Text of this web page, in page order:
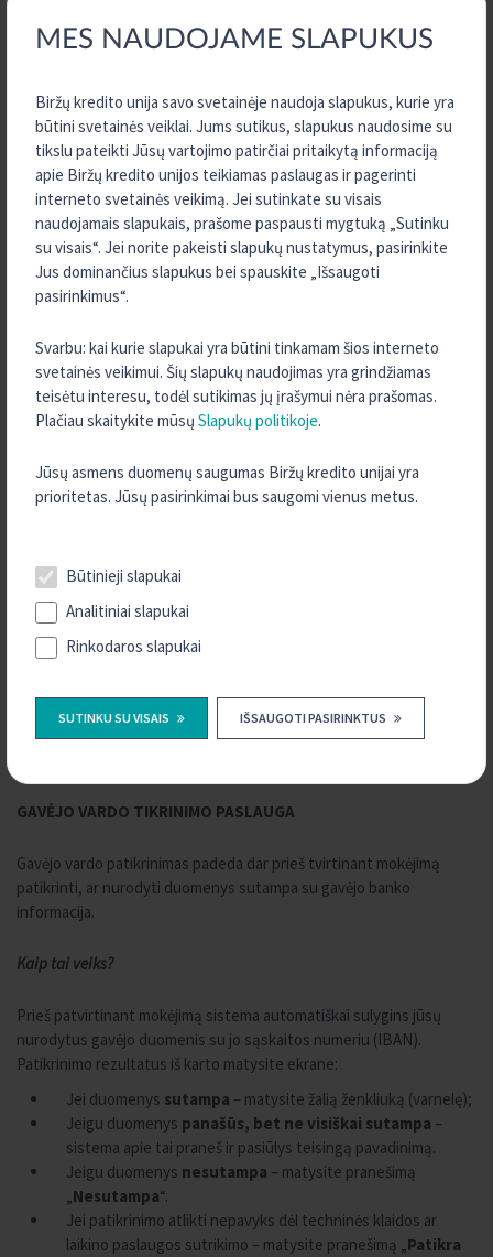
MES NAUDOJAME SLAPUKUS
Biržų kredito unija savo svetainėje naudoja slapukus, kurie yra
būtini svetainės veiklai. Jums sutikus, slapukus naudosime su
tikslu pateikti Jūsų vartojimo patirčiai pritaikytą informaciją
apie Biržų kredito unijos teikiamas paslaugas ir pagerinti
interneto svetainės veikimą. Jei sutinkate su visais
naudojamais slapukais, prašome paspausti mygtuką „Sutinku
su visais“. Jei norite pakeisti slapukų nustatymus, pasirinkite
Jus dominančius slapukus bei spauskite „Išsaugoti
pasirinkimus“.
Svarbu: kai kurie slapukai yra būtini tinkamam šios interneto
svetainės veikimui. Šių slapukų naudojimas yra grindžiamas
teisėtu interesu, todėl sutikimas jų įrašymui nėra prašomas.
Plačiau skaitykite mūsų Slapukų politikoje.
Jūsų asmens duomenų saugumas Biržų kredito unijai yra
prioritetas. Jūsų pasirinkimai bus saugomi vienus metus.
Būtinieji slapukai
Analitiniai slapukai
Rinkodaros slapukai
SUTINKU SU VISAIS IŠSAUGOTI PASIRINKTUS
sistemos;
Jūsų sąskaitoje yra pakankamai lėšų.
Nepavykus atlikti momentinio pavedimo, pabandykite atlikti
paprastą mokėjimo pavedimą.
Kas yra IBAN?
IBAN (angl. international bank account number) – tai privalomas
tarptautinis banko sąskaitos numerio formatas, pagal kurį bankai
Sąjungoje atliekant tarptautinius ir vietinius pinigų pavedimus.
Pinigai į gavėjo sąskaitą įskaitomi tik tuo atveju, jei mokėtojas
nurodo gavėjo sąskaitos numerį tarptautiniu IBAN formatu. Šį
pervesti pinigai iš užsienio.
SWIFT (BIC), t.y. banko identifikavimo kodas, kurį sudaro 8 arba 11
raidžių ir / ar skaitmenų seka: unikalus finansinės institucijos kodas
(4 raidės), šalies kodas (2 raidės), ir vietos nustatymo kodas (2
ženklai, nurodantys šalies geografinius objektus, pvz. miestą,
padalinius šalyje, ji gali tai nurodyti papildomais trimis simboliais.
GAVĖJO VARDO TIKRINIMO PASLAUGA
Gavėjo vardo patikrinimas padeda dar prieš tvirtinant mokėjimą
patikrinti, ar nurodyti duomenys sutampa su gavėjo banko
informacija.
Kaip tai veiks?
Prieš patvirtinant mokėjimą sistema automatiškai sulygins jūsų
nurodytus gavėjo duomenis su jo sąskaitos numeriu (IBAN).
Patikrinimo rezultatus iš karto matysite ekrane:
Jei duomenys sutampa – matysite žalią ženkliuką (varnelę);
Jeigu duomenys panašūs, bet ne visiškai sutampa –
sistema apie tai praneš ir pasiūlys teisingą pavadinimą.
Jeigu duomenys nesutampa – matysite pranešimą
„Nesutampa“.
Jei patikrinimo atlikti nepavyks dėl techninės klaidos ar
laikino paslaugos sutrikimo – matysite pranešimą „Patikra